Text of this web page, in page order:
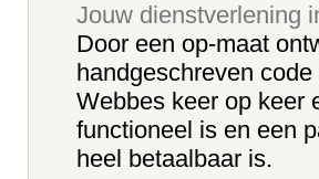
Jouw dienstverlening
Door een op-maat
handgeschreven
Webbes keer op keer
functioneel is en een
heel betaalbaar is.